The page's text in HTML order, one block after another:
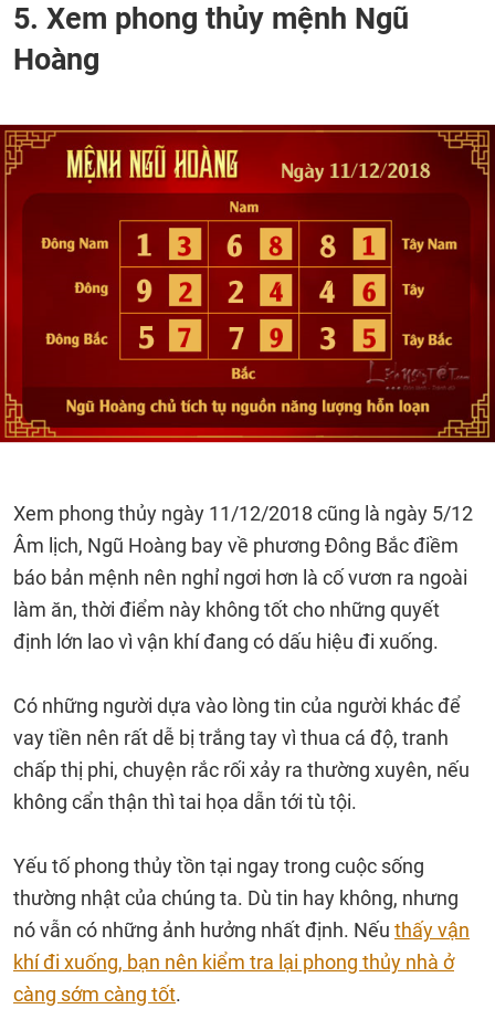
5. Xem phong thủy mệnh Ngũ
Hoàng
Xem phong thủy ngày 11/12/2018 cũng là ngày 5/12
Âm lịch, Ngũ Hoàng bay về phương Đông Bắc điềm
báo bản mệnh nên nghỉ ngơi hơn là cố vươn ra ngoài
làm ăn, thời điểm này không tốt cho những quyết
định lớn lao vì vận khí đang có dấu hiệu đi xuống.
Có những người dựa vào lòng tin của người khác để
vay tiền nên rất dễ bị trắng tay vì thua cá độ, tranh
chấp thị phi, chuyện rắc rối xảy ra thường xuyên, nếu
không cẩn thận thì tai họa dẫn tới tù tội.
Yếu tố phong thủy tồn tại ngay trong cuộc sống
thường nhật của chúng ta. Dù tin hay không, nhưng
nó vẫn có những ảnh hưởng nhất định. Nếu thấy vận
khí đi xuống, bạn nên kiểm tra lại phong thủy nhà ở
càng sớm càng tốt.